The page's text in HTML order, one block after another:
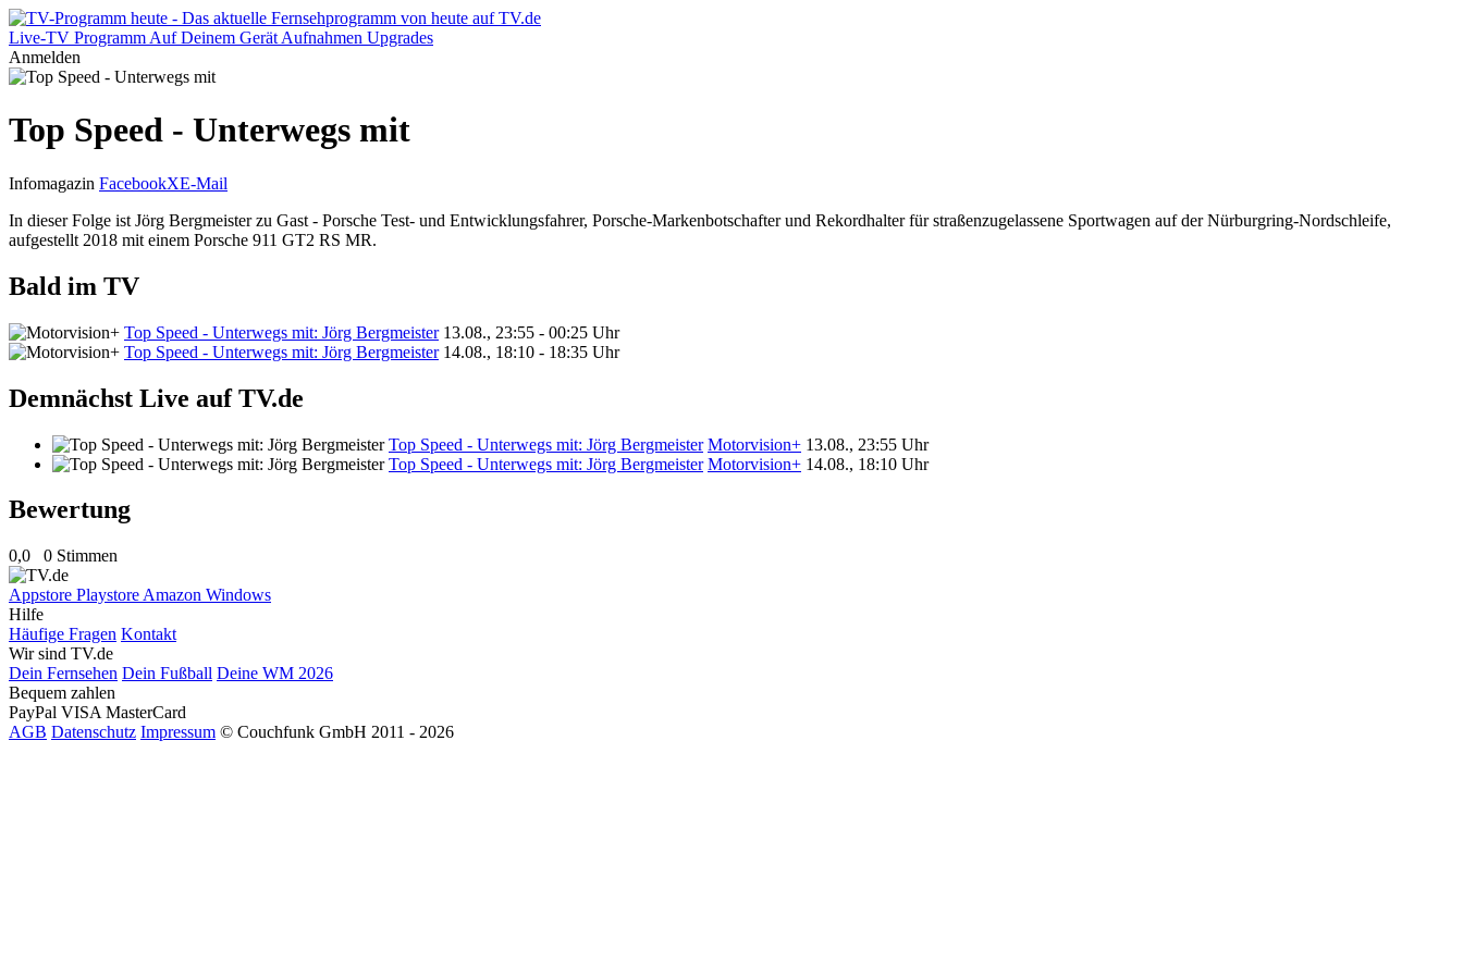
Live-TV Programm Auf Deinem Gerät Aufnahmen Upgrades
Anmelden
Top Speed - Unterwegs mit
Infomagazin FacebookXE-Mail
In dieser Folge ist Jörg Bergmeister zu Gast - Porsche Test- und Entwicklungsfahrer, Porsche-Markenbotschafter und Rekordhalter für straßenzugelassene Sportwagen auf der Nürburgring-Nordschleife,
aufgestellt 2018 mit einem Porsche 911 GT2 RS MR.
Bald im TV
Top Speed - Unterwegs mit: Jörg Bergmeister 13.08., 23:55 - 00:25 Uhr
Top Speed - Unterwegs mit: Jörg Bergmeister 14.08., 18:10 - 18:35 Uhr
Demnächst Live auf TV.de
Top Speed - Unterwegs mit: Jörg Bergmeister Motorvision+ 13.08., 23:55 Uhr
Top Speed - Unterwegs mit: Jörg Bergmeister Motorvision+ 14.08., 18:10 Uhr
Bewertung
0,0 0 Stimmen
Appstore Playstore Amazon Windows
Hilfe
Häufige Fragen Kontakt
Wir sind TV.de
Dein Fernsehen Dein Fußball Deine WM 2026
Bequem zahlen
PayPal VISA MasterCard
AGB Datenschutz Impressum © Couchfunk GmbH 2011 - 2026